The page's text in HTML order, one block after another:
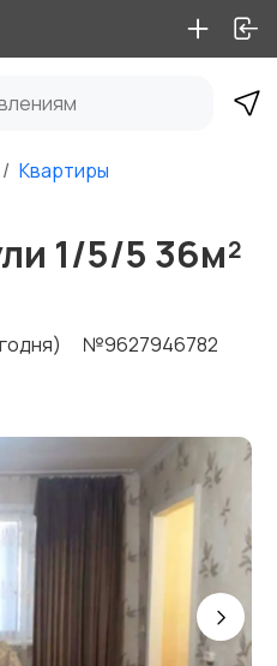
Квартиры
1/5/5 36м²
№9627946782